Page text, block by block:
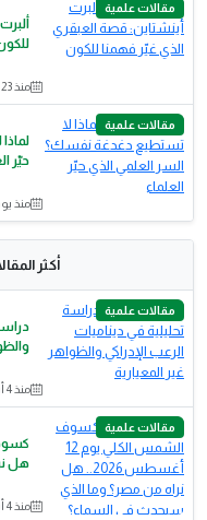
مقالات علمية
منذ 23 ساعة
مقالات علمية
حيّر
منذ
أكثر
مقالات علمية
منذ 4 أيام
مقالات علمية
هل
منذ 4 أيام